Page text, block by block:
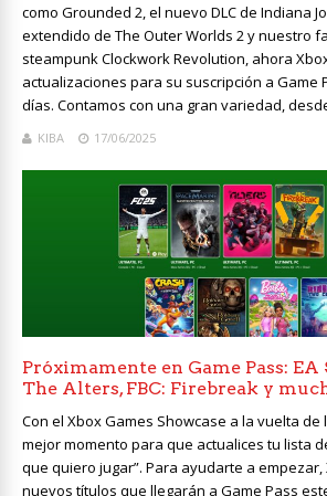
como Grounded 2, el nuevo DLC de Indiana
extendido de The Outer Worlds 2 y nuestro
steampunk Clockwork Revolution, ahora
actualizaciones para su suscripción a Game
días. Contamos con una gran variedad,
KIBA 17/06/2025
Próximamente en Game Pass: EA
The Alters, FBC: Firebreak y
Con el Xbox Games Showcase a la vuelta
mejor momento para que actualices tu lista
que quiero jugar”. Para ayudarte a
nuevos títulos que llegarán a Game Pass